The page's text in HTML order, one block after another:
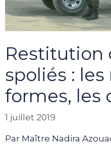
Restitution
spoliés : les
formes, les
1 juillet 2019
Par Maître Nadira